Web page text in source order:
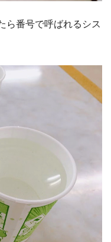
ら番号で呼ばれるシス